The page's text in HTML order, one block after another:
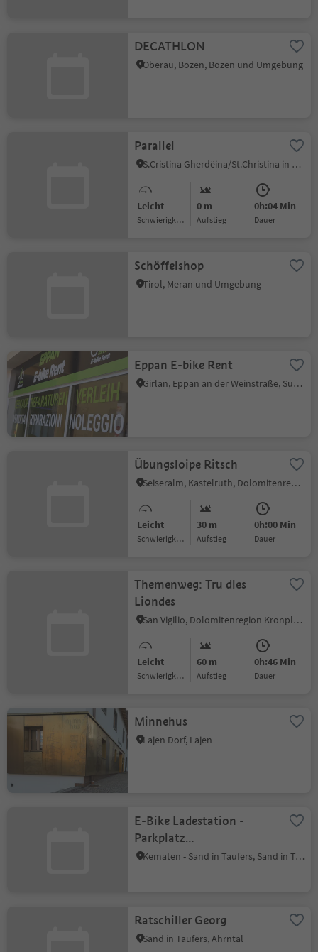
DECATHLON
Oberau, Bozen, Bozen und Umgebung
Parallel
S.Cristina Gherdëina/St.Christina in Gröden, St.Christina in Gröden, Dolomitenregion Gröden
Leicht
Schwierigkeitsgrad
0 m
Aufstieg
0h:04 Min
Dauer
Schöffelshop
Tirol, Meran und Umgebung
Eppan E-bike Rent
Girlan, Eppan an der Weinstraße, Südtiroler Weinstraße
Übungsloipe Ritsch
Seiseralm, Kastelruth, Dolomitenregion Seiser Alm
Leicht
Schwierigkeitsgrad
30 m
Aufstieg
0h:00 Min
Dauer
Themenweg: Tru dles
Liondes
San Vigilio, Dolomitenregion Kronplatz
Leicht
Schwierigkeitsgrad
60 m
Aufstieg
0h:46 Min
Dauer
Minnehus
Lajen Dorf, Lajen
E-Bike Ladestation -
Parkplatz
Reinbachwasserfälle
Kematen - Sand in Taufers, Sand in Taufers, Ahrntal
Ratschiller Georg
Sand in Taufers, Ahrntal